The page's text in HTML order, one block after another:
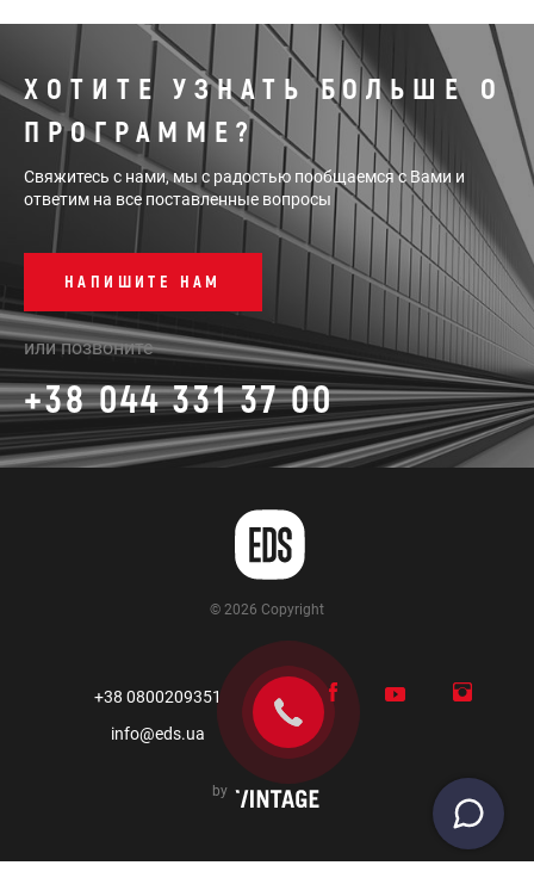
ХОТИТЕ УЗНАТЬ БОЛЬШЕ О
ПРОГРАММЕ?
Свяжитесь с нами, мы с радостью пообщаемся с Вами и
ответим на все поставленные вопросы
НАПИШИТЕ НАМ
или позвоните
+38 044 331 37 00
© 2026 Copyright
+38 0800209351
info@eds.ua
by